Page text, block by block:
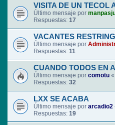
VISITA DE UN TECOL
Último mensaje por
Respuestas: 17
VACANTES
Último mensaje por
Respuestas: 11
CUANDO TODOS EN
Último mensaje por comotu «
Respuestas: 32
LXX SE ACABA
Último mensaje por arcadio2
Respuestas: 19